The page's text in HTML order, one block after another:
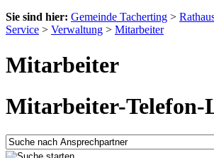
Sie sind hier: Gemeinde Tacherting >
Service > Verwaltung > Mitarbeiter
Mitarbeiter
Mitarbeiter-Telefon-